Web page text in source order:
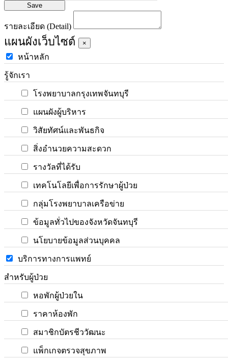
Save
รายละเอียด (Detail)
แผนผังเว็บไซต์ ×
หน้าหลัก
รู้จักเรา
โรงพยาบาลกรุงเทพจันทบุรี
แผนผังผู้บริหาร
วิสัยทัศน์และพันธกิจ
สิ่งอำนวยความสะดวก
รางวัลที่ได้รับ
เทคโนโลยีเพื่อการรักษาผู้ป่วย
กลุ่มโรงพยาบาลเครือข่าย
ข้อมูลทั่วไปของจังหวัดจันทบุรี
นโยบายข้อมูลส่วนบุคคล
บริการทางการแพทย์
สำหรับผู้ป่วย
หอพักผู้ป่วยใน
ราคาห้องพัก
สมาชิกบัตรชีววัฒนะ
แพ็กเกจตรวจสุขภาพ